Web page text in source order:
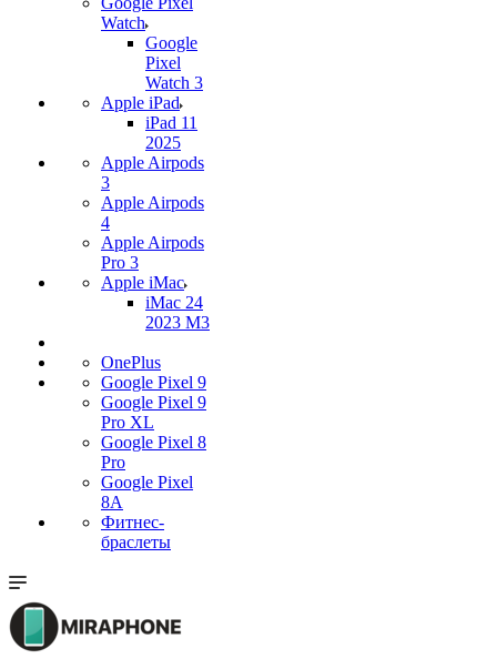
Watch
Google
Pixel
Watch 3
Apple iPad
iPad 11
2025
Apple Airpods
3
Apple Airpods
4
Apple Airpods
Pro 3
Apple iMac
iMac 24
2023 M3
OnePlus
Google Pixel 9
Google Pixel 9
Pro XL
Google Pixel 8
Pro
Google Pixel
8A
Фитнес-
браслеты